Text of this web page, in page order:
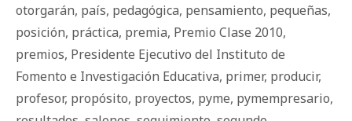
otorgarán, país, pedagógica, pensamiento, pequeñas,
posición, práctica, premia, Premio Clase 2010,
premios, Presidente Ejecutivo del Instituto de
Fomento e Investigación Educativa, primer, producir,
profesor, propósito, proyectos, pyme, pymempresario,